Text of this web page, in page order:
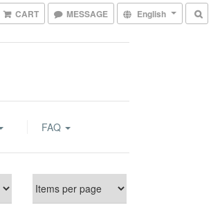
CART MESSAGE English
FAQ